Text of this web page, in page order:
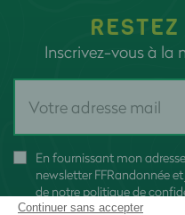
Inscrivez-vous à la
En fournissant mon
newsletter FFRandonnée
de notre politique de
Continuer sans accepter